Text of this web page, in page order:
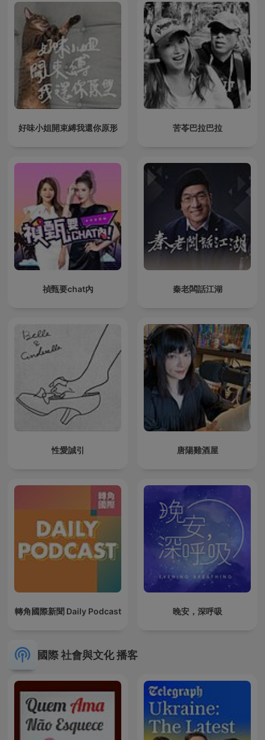
好味小姐開束縛我還你原形 苦苓巴拉巴拉
禎甄要chat內 秦老闆話江湖
性愛誠引 唐陽雞酒屋
轉角國際新聞 Daily Podcast 晚安，深呼吸
國際 社會與文化 播客